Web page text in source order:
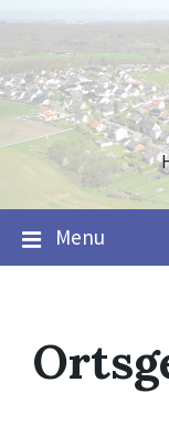
to
content
to
navigation
to
footer
Menu